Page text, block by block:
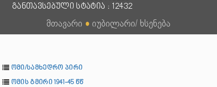
განთავსებული სტატია : 12432
მთავარი ● იუბილარი/ ხსენება
ომი/სამხედრო პირი
ომის გმირი 1941-45 წწ